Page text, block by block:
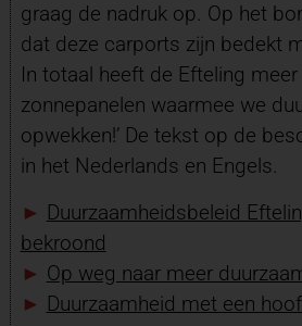
graag de nadruk op. Op het
dat deze carports zijn bedekt
In totaal heeft de Efteling
zonnepanelen waarmee we
opwekken!’ De tekst op de
in het Nederlands en Engels.
► Duurzaamheidsbeleid
bekroond
► Op weg naar meer
► Duurzaamheid met een